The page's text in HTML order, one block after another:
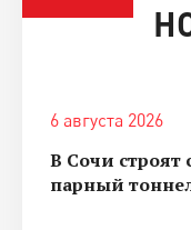
6 августа 2026
В Сочи
парный